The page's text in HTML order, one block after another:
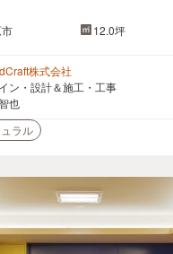
12.0坪
株式会社
ン・設計＆施工・工事
也
ラル